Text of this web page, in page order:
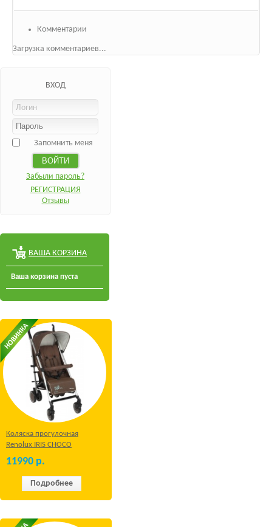
Комментарии
Загрузка комментариев...
ВХОД
Запомнить меня
Забыли пароль?
РЕГИСТРАЦИЯ
Отзывы
ВАША КОРЗИНА
Ваша корзина пуста
Коляска прогулочная
Renolux IRIS CHOCO
11990 р.
Подробнее